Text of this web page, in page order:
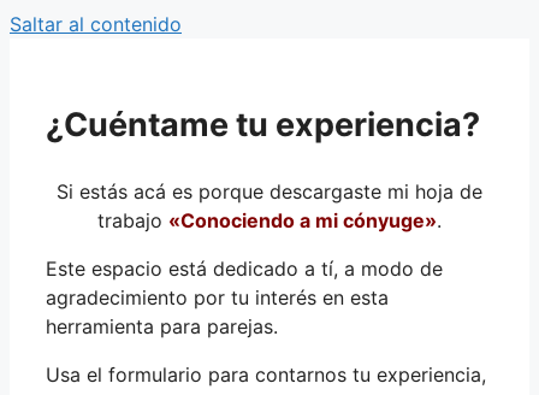
Saltar al contenido
¿Cuéntame tu experiencia?
Si estás acá es porque descargaste mi hoja de
trabajo «Conociendo a mi cónyuge».
Este espacio está dedicado a tí, a modo de
agradecimiento por tu interés en esta
herramienta para parejas.
Usa el formulario para contarnos tu experiencia,